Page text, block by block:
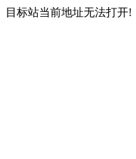
目标站当前地址无法打开!